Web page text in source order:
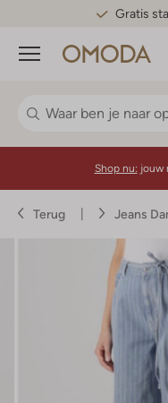
Gratis
Menu
Shop nu: jouw
Terug Jeans